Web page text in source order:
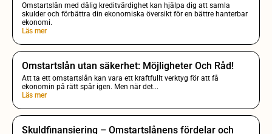
Omstartslån med dålig kreditvärdighet kan hjälpa dig att samla
skulder och förbättra din ekonomiska översikt för en bättre hanterbar
ekonomi.
Läs mer
Omstartslån utan säkerhet: Möjligheter Och Råd!
Att ta ett omstartslån kan vara ett kraftfullt verktyg för att få
ekonomin på rätt spår igen. Men när det...
Läs mer
Skuldfinansiering – Omstartslånens fördelar och